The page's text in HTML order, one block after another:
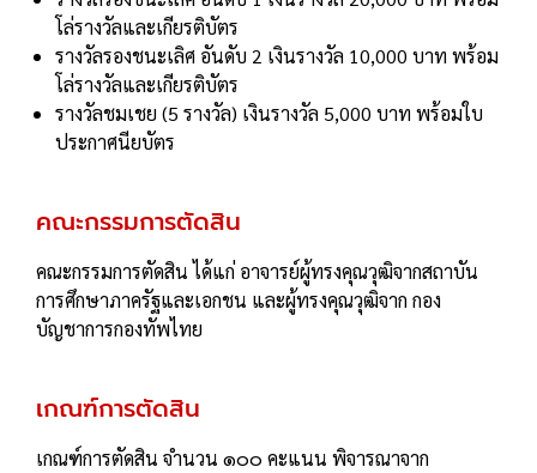
โล่รางวัลและเกียรติบัตร
รางวัลรองชนะเลิศ อันดับ 2 เงินรางวัล 10,000 บาท พร้อม
โล่รางวัลและเกียรติบัตร
รางวัลชมเชย (5 รางวัล) เงินรางวัล 5,000 บาท พร้อมใบ
ประกาศนียบัตร
คณะกรรมการตัดสิน
คณะกรรมการตัดสิน ได้แก่ อาจารย์ผู้ทรงคุณวุฒิจากสถาบัน
การศึกษาภาครัฐและเอกชน และผู้ทรงคุณวุฒิจาก กอง
บัญชาการกองทัพไทย
เกณฑ์การตัดสิน
เกณฑ์การตัดสิน จํานวน ๑๐๐ คะแนน พิจารณาจาก